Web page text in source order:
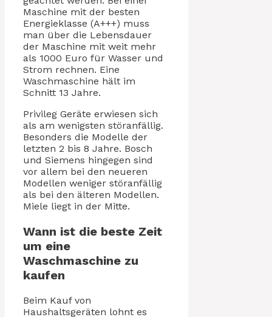
Maschine mit der besten
Energieklasse (A+++) muss
man über die Lebensdauer
der Maschine mit weit mehr
als 1000 Euro für Wasser und
Strom rechnen. Eine
Waschmaschine hält im
Schnitt 13 Jahre.
Privileg Geräte erwiesen sich
als am wenigsten störanfällig.
Besonders die Modelle der
letzten 2 bis 8 Jahre. Bosch
und Siemens hingegen sind
vor allem bei den neueren
Modellen weniger störanfällig
als bei den älteren Modellen.
Miele liegt in der Mitte.
Wann ist die beste Zeit
um eine
Waschmaschine zu
kaufen
Beim Kauf von
Haushaltsgeräten lohnt es